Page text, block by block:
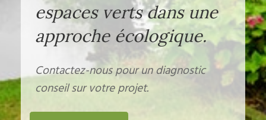
espaces verts dans une
approche écologique.
Contactez-nous pour un diagnostic
conseil sur votre projet.